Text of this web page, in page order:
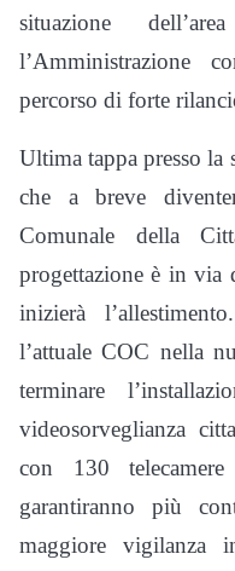
situazione
l’Amministrazione
percorso di forte
Ultima tappa presso la
che a breve
Comunale della
progettazione è in via
inizierà
l’attuale COC nella
terminare
videosorveglianza
con 130
garantiranno più
maggiore vigilanza